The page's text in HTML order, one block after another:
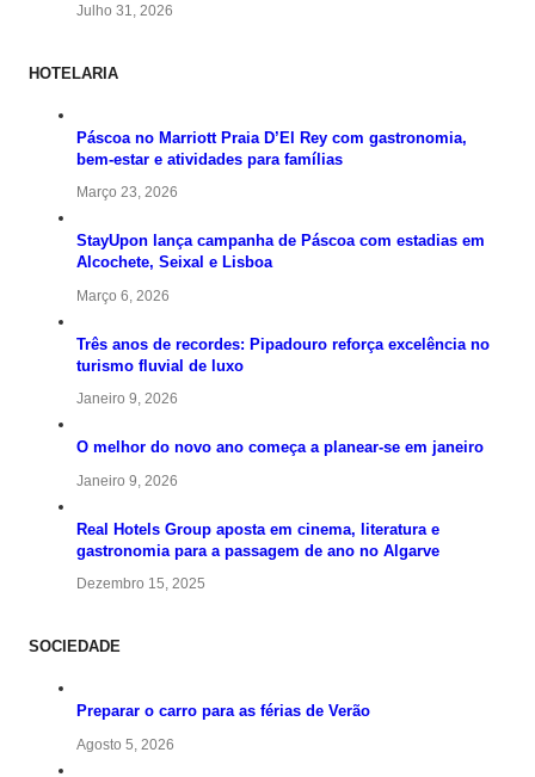
Julho 31, 2026
HOTELARIA
Páscoa no Marriott Praia D’El Rey com gastronomia,
bem-estar e atividades para famílias
Março 23, 2026
StayUpon lança campanha de Páscoa com estadias em
Alcochete, Seixal e Lisboa
Março 6, 2026
Três anos de recordes: Pipadouro reforça excelência no
turismo fluvial de luxo
Janeiro 9, 2026
O melhor do novo ano começa a planear-se em janeiro
Janeiro 9, 2026
Real Hotels Group aposta em cinema, literatura e
gastronomia para a passagem de ano no Algarve
Dezembro 15, 2025
SOCIEDADE
Preparar o carro para as férias de Verão
Agosto 5, 2026